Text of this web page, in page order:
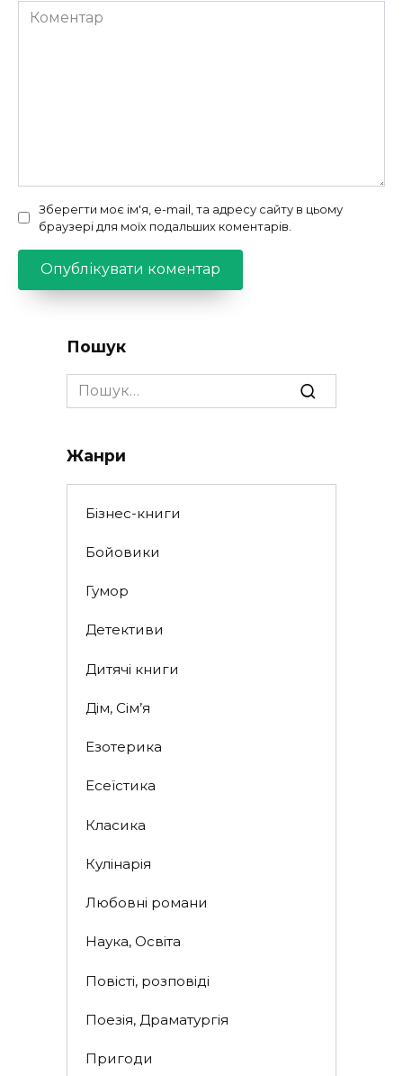
Коментар
Зберегти моє ім'я, e-mail, та адресу сайту в цьому
браузері для моїх подальших коментарів.
Пошук
Search
for:
Жанри
Бізнес-книги
Бойовики
Гумор
Детективи
Дитячі книги
Дім, Сім’я
Езотерика
Есеїстика
Класика
Кулінарія
Любовні романи
Наука, Освіта
Повісті, розповіді
Поезія, Драматургія
Пригоди